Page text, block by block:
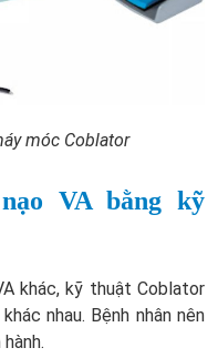
móc Coblator
VA bằng kỹ
khác, kỹ thuật Coblator
nhau. Bệnh nhân nên